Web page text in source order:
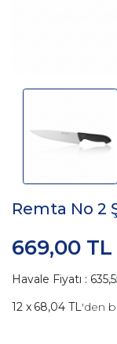
Remta No 2
669,00 TL
Havale Fiyatı :
68,04 TL'den